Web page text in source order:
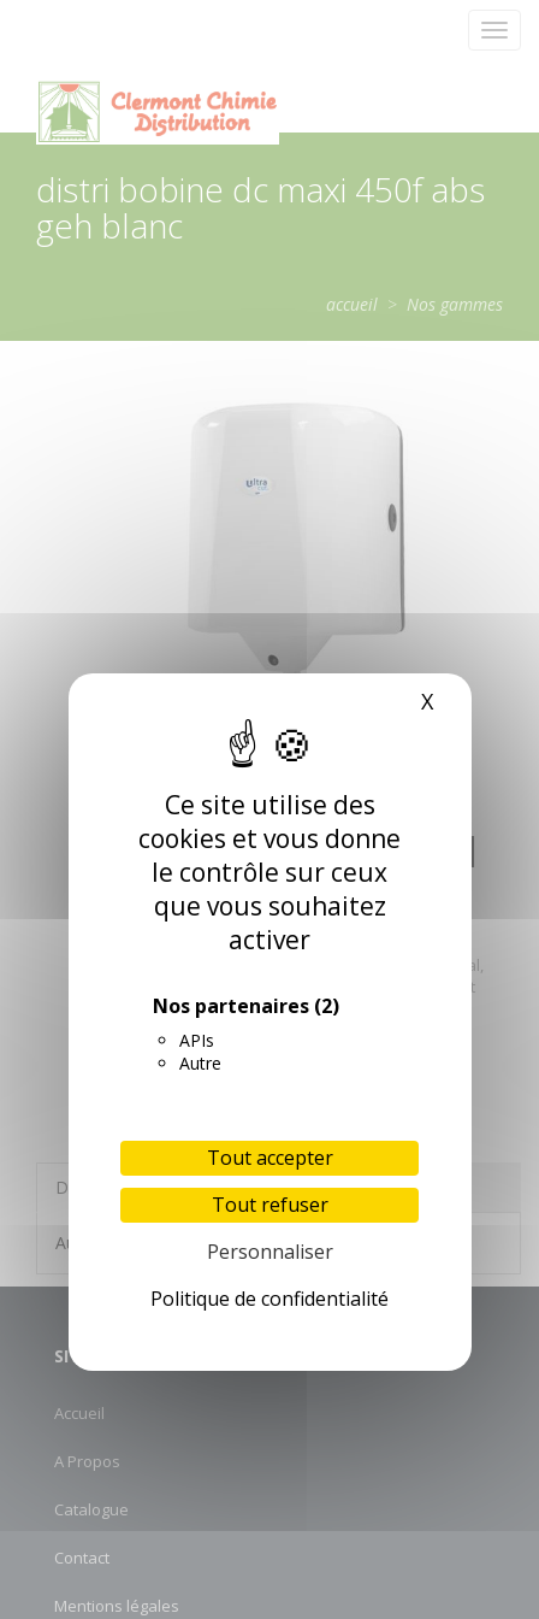
Ce site utilise des
cookies et vous donne
le contrôle sur ceux
que vous souhaitez
activer
Nos partenaires (2)
APIs
Autre
Tout accepter
Tout refuser
Personnaliser
Politique de confidentialité
XMasquer
distri bobine dc maxi 450f abs
geh blanc
accueil > Nos gammes
DISTRI BOBINE DC
MAXI 450F ABS GEH
BLANC
RÉFÉRENCE: 470012 / DISDCGM
Distributeur pour bobine d’essuyage à dévidage central,
feuille à feuille, pour un diamètre maximum de 20 cm et
une hauteur maximum de 30 cm.
RETROUVEZ CE PRODUIT DANS LES
CATÉGORIES SUIVANTES
Description Autres informations
Aucune description n'est disponible
SITE MAP
Accueil
A Propos
Catalogue
Contact
Mentions légales